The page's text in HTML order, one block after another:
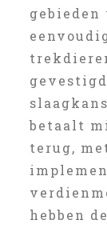
betaalt
terug,
hebben